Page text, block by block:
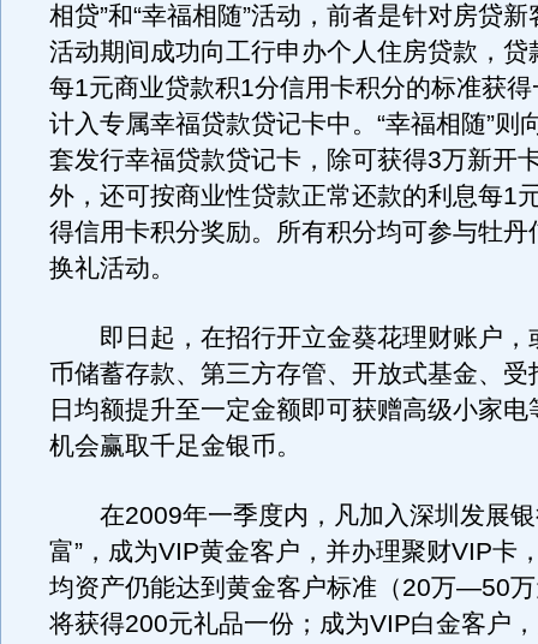
相贷”和“幸福相随”活动，前者是针对房贷
活动期间成功向工行申办个人住房贷款，贷
每1元商业贷款积1分信用卡积分的标准获
计入专属幸福贷款贷记卡中。“幸福相随”则
套发行幸福贷款贷记卡，除可获得3万新开
外，还可按商业性贷款正常还款的利息每1
得信用卡积分奖励。所有积分均可参与牡丹
换礼活动。
即日起，在招行开立金葵花理财账户，
币储蓄存款、第三方存管、开放式基金、受
日均额提升至一定金额即可获赠高级小家电
机会赢取千足金银币。
在2009年一季度内，凡加入深圳发展银
富”，成为VIP黄金客户，并办理聚财VIP卡
均资产仍能达到黄金客户标准（20万—50
将获得200元礼品一份；成为VIP白金客户